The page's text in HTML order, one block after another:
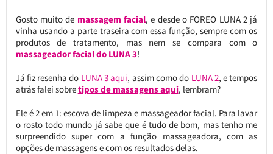
Gosto muito de massagem facial, e desde o FOREO LUNA 2 já
vinha usando a parte traseira com essa função, sempre com os
produtos de tratamento, mas nem se compara com o
massageador facial do LUNA 3!
Já fiz resenha do LUNA 3 aqui, assim como do LUNA 2, e tempos
atrás falei sobretipos de massagens aqui, lembram?
Ele é 2 em 1: escova de limpeza e massageador facial. Para lavar
o rosto todo mundo já sabe que é tudo de bom, mas tenho me
surpreendido super com a função massageadora, com as
opções de massagens e com os resultados delas.